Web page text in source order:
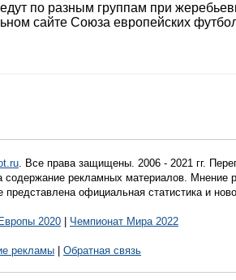
по разным группам при
сайте Союза европейских
. Все права защищены. 2006 - 2021 гг.
содержание рекламных материалов.
официальная статистика и
2020 Чемпионат Мира 2022
рекламы Обратная связь